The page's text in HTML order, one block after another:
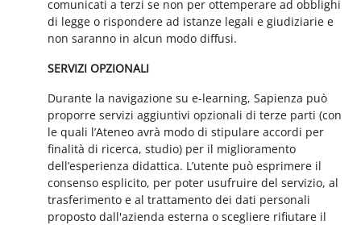
comunicati a terzi se non per ottemperare ad obblighi
di legge o rispondere ad istanze legali e giudiziarie e
non saranno in alcun modo diffusi.
SERVIZI OPZIONALI
Durante la navigazione su e-learning, Sapienza può
proporre servizi aggiuntivi opzionali di terze parti (con
le quali l’Ateneo avrà modo di stipulare accordi per
finalità di ricerca, studio) per il miglioramento
dell’esperienza didattica. L’utente può esprimere il
consenso esplicito, per poter usufruire del servizio, al
trasferimento e al trattamento dei dati personali
proposto dall'azienda esterna o scegliere rifiutare il